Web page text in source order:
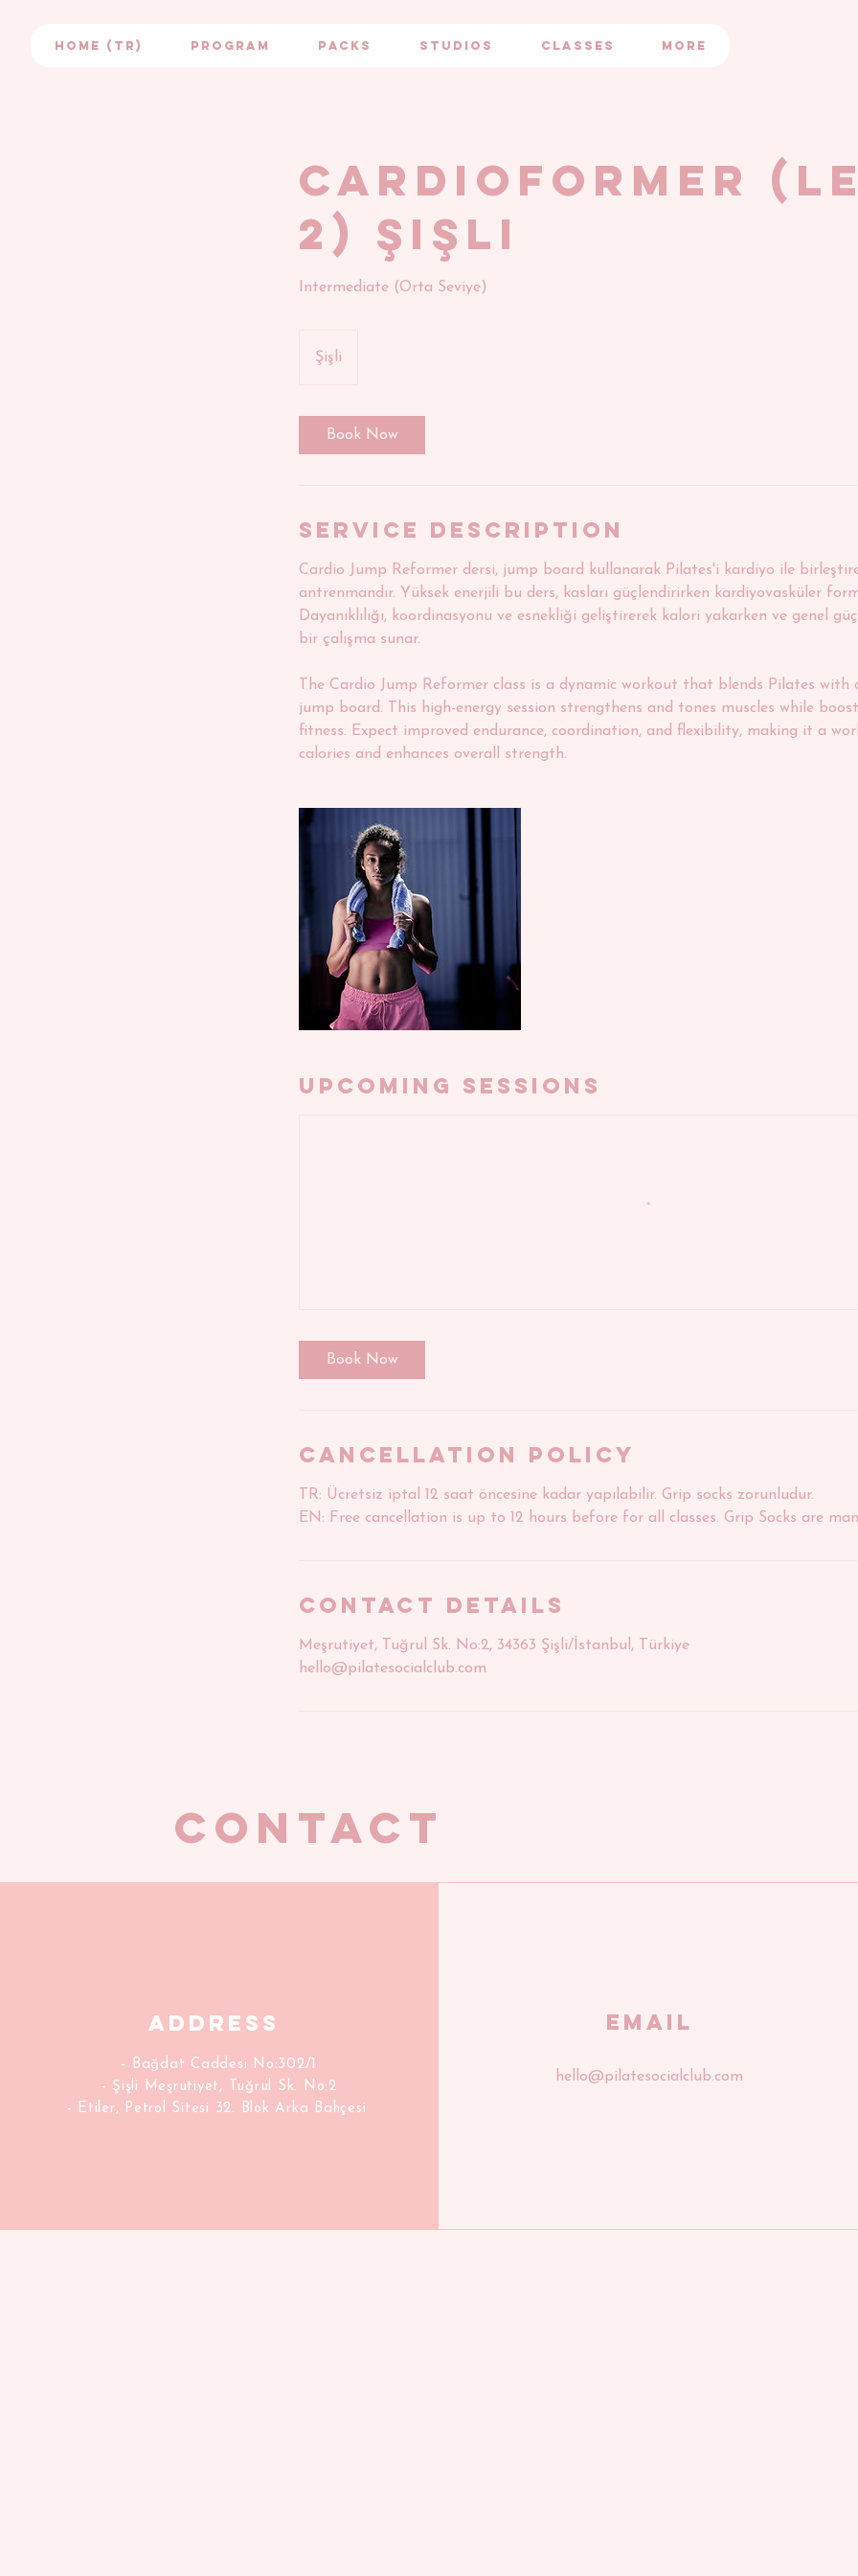
HOME (TR) PROGRAM PACKS STUDIOS CLASSES More
CARDIOFORMER
2) Şişli
Intermediate (Orta Seviye)
Şişli
Book Now
Service Description
Cardio Jump Reformer dersi, jump board kullanarak Pilates'i kardiyo ile
antrenmandır. Yüksek enerjili bu ders, kasları güçlendirirken kardiyovasküler
Dayanıklılığı, koordinasyonu ve esnekliği geliştirerek kalori yakarken ve genel
bir çalışma sunar.
The Cardio Jump Reformer class is a dynamic workout that blends Pilates with
jump board. This high-energy session strengthens and tones muscles while
fitness. Expect improved endurance, coordination, and flexibility, making it a
calories and enhances overall strength.
Upcoming Sessions
Book Now
Cancellation Policy
TR: Ücretsiz iptal 12 saat öncesine kadar yapılabilir. Grip socks zorunludur.
EN: Free cancellation is up to 12 hours before for all classes. Grip Socks are
Contact Details
Meşrutiyet, Tuğrul Sk. No:2, 34363 Şişli/İstanbul, Türkiye
hello@pilatesocialclub.com
CONTACT
Address
- Bağdat Caddesi No:302/1
- Şişli Meşrutiyet, Tuğrul Sk. No:2
- Etiler, Petrol Sitesi 32. Blok Arka Bahçesi
Email
hello@pilatesocialclub.com